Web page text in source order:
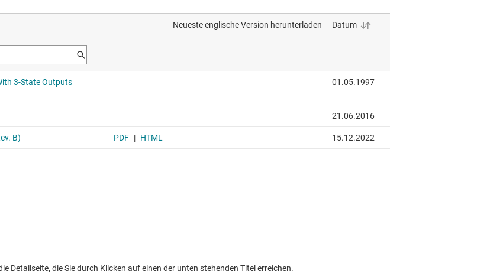
Detailseite, die Sie durch Klicken auf einen der unten stehenden Titel erreichen.